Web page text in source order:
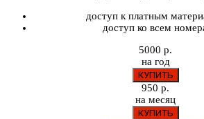
доступ к платным
доступ ко всем
5000 р.
на год
950 р.
на месяц